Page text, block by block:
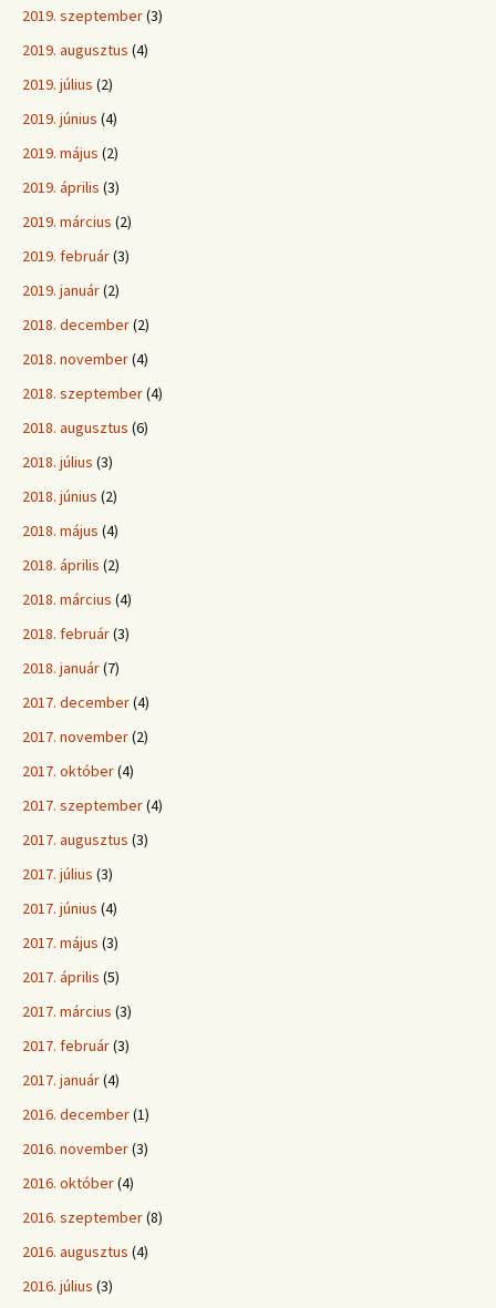
2019. szeptember(3)
2019. augusztus (4)
2019. július (2)
2019. június (4)
2019. május (2)
2019. április (3)
2019. március (2)
2019. február(3)
2019. január(2)
2018. december(2)
2018. november(4)
2018. szeptember(4)
2018. augusztus (6)
2018. július (3)
2018. június (2)
2018. május (4)
2018. április (2)
2018. március (4)
2018. február(3)
2018. január(7)
2017. december(4)
2017. november(2)
2017. október(4)
2017. szeptember(4)
2017. augusztus (3)
2017. július (3)
2017. június (4)
2017. május (3)
2017. április (5)
2017. március (3)
2017. február(3)
2017. január(4)
2016. december(1)
2016. november(3)
2016. október(4)
2016. szeptember(8)
2016. augusztus (4)
2016. július (3)